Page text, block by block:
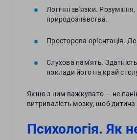
Логічні зв'язки.
природознавства.
Просторова орієнтація.
Слухова пам'ять.
поклади його на край
Якщо з цим важкувато — не
витривалість мозку, щоб
Психологія. Як